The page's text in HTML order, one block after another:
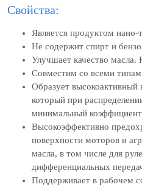
Свойства:
Является продуктом нано-
Не содержит спирт и
Улучшает качество масла.
Совместим со всеми
Образует высокоактивный
который при
минимальный
Высокоэффективно
поверхности моторов и
масла, в том числе для
дифференциальных
Поддерживает в рабочем